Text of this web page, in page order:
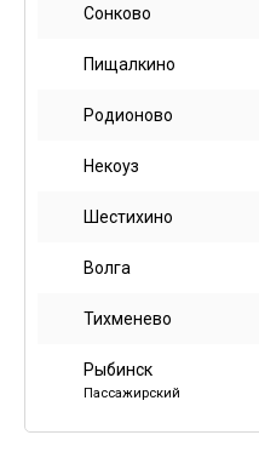
Сонково
Пищалкино
Родионово
Некоуз
Шестихино
Волга
Тихменево
Рыбинск
Пассажирский